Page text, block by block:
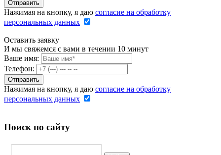
Нажимая на кнопку, я даю согласие на обработку
персональных данных
Оставить заявку
И мы свяжемся с вами в течении 10 минут
Ваше имя:
Телефон:
Нажимая на кнопку, я даю согласие на обработку
персональных данных
Поиск по сайту